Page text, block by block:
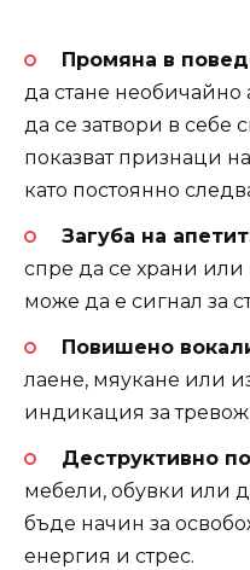
Промяна в
да стане необичайно
да се затвори в себе
показват признаци
като постоянно
Загуба на
спре да се храни или
може да е сигнал за
Повишено
лаене, мяукане или
индикация за
Деструктивно
мебели, обувки или
бъде начин за
енергия и стрес.